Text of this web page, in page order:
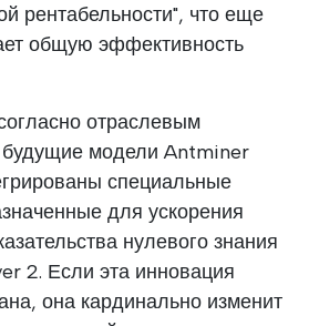
рентабельности", что еще
общую эффективность
отраслевым
будущие модели Antminer
специальные
для ускорения
нулевого знания
2. Если эта инновация
она кардинально изменит